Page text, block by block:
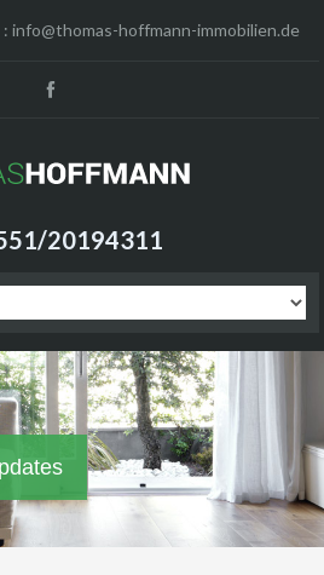
info@thomas-hoffmann-immobilien.de
20194311